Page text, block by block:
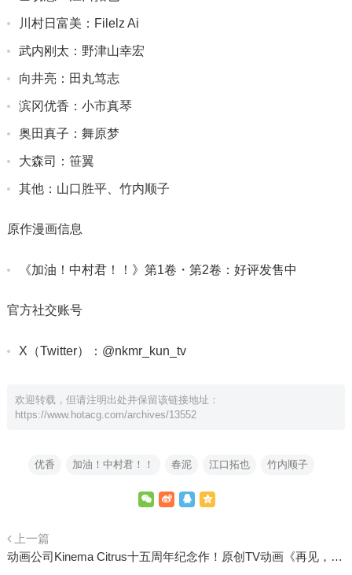
川村日富美：Filelz Ai
武内刚太：野津山幸宏
向井亮：田丸笃志
滨冈优香：小市真琴
奥田真子：舞原梦
大森司：笹翼
其他：山口胜平、竹内顺子
原作漫画信息
《加油！中村君！！》第1卷・第2卷：好评发售中
官方社交账号
X（Twitter）：@nkmr_kun_tv
欢迎转载，但请注明出处并保留该链接地址：
https://www.hotacg.com/archives/13552
优香 加油！中村君！！ 春泥 江口拓也 竹内顺子
上一篇
动画公司Kinema Citrus十五周年纪念作！原创TV动画《再见，拉拉》首弹主PV公开，定档2026年7月